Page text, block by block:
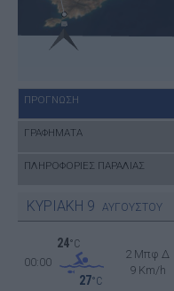
ΠΡΟΓΝΩΣΗ
ΓΡΑΦΗΜΑΤΑ
ΠΛΗΡΟΦΟΡΙΕΣ ΠΑΡΑΛΙΑΣ
ΚΥΡΙΑΚΗ 9 ΑΥΓΟΥΣΤΟΥ
00:00
24°C
27°C
2 Μπφ Δ
9 Km/h